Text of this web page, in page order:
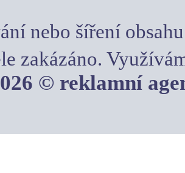
nebo šíření
zakázáno.
© reklamní